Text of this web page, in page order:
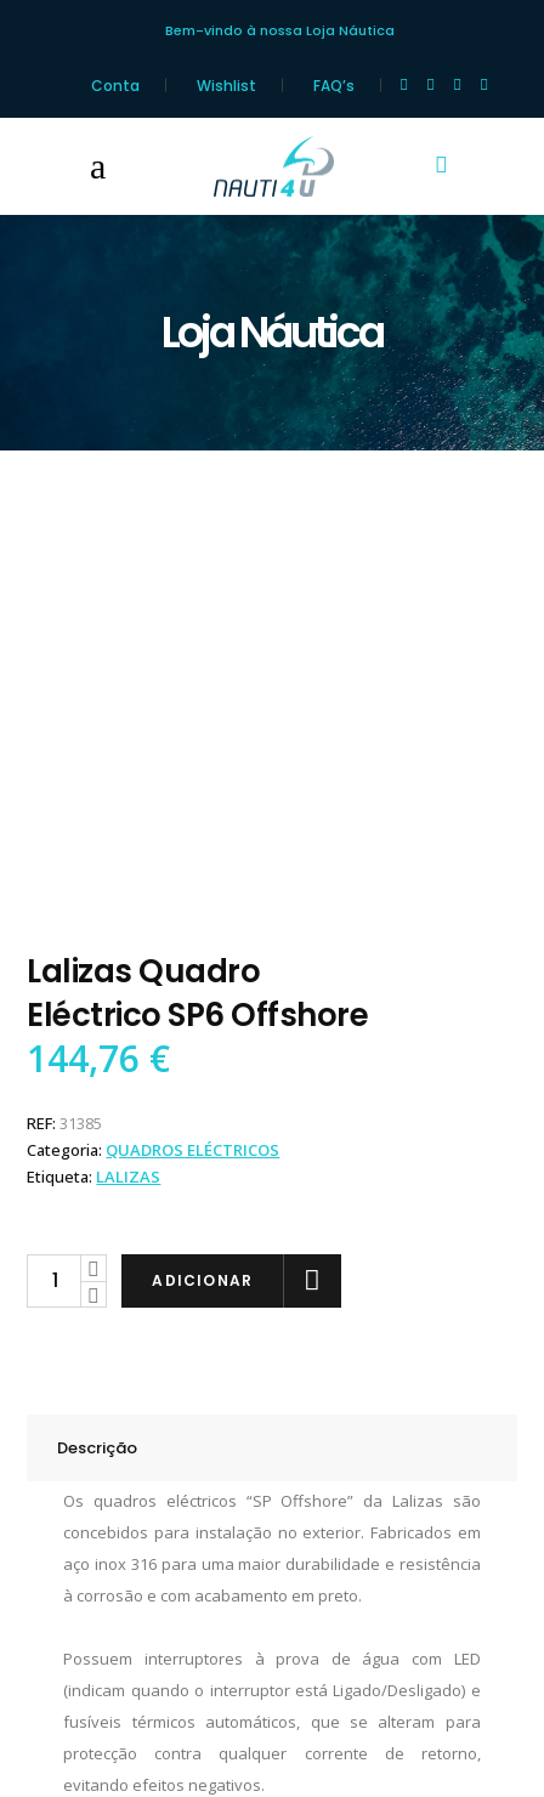
Bem-vindo à nossa Loja Náutica
Conta Wishlist FAQ’s
Loja Náutica
Lalizas Quadro
Eléctrico SP6 Offshore
144,76 €
REF:31385
Categoria: QUADROS ELÉCTRICOS
Etiqueta: LALIZAS
Lalizas
ADICIONAR
Descrição
Os quadros eléctricos “SP Offshore” da Lalizas são
concebidos para instalação no exterior. Fabricados em
aço inox 316 para uma maior durabilidade e resistência
à corrosão e com acabamento em preto.
Possuem interruptores à prova de água com LED
(indicam quando o interruptor está Ligado/Desligado) e
fusíveis térmicos automáticos, que se alteram para
protecção contra qualquer corrente de retorno,
evitando efeitos negativos.